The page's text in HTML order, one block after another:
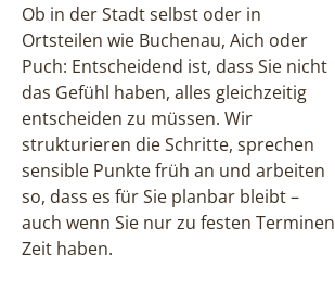
Ob in der Stadt selbst oder in
Ortsteilen wie Buchenau, Aich oder
Puch: Entscheidend ist, dass Sie nicht
das Gefühl haben, alles gleichzeitig
entscheiden zu müssen. Wir
strukturieren die Schritte, sprechen
sensible Punkte früh an und arbeiten
so, dass es für Sie planbar bleibt –
auch wenn Sie nur zu festen Terminen
Zeit haben.